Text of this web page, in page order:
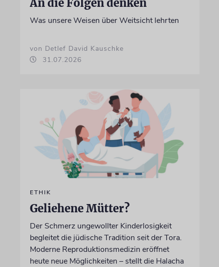
Was unsere Weisen über Weitsicht lehrten
von Detlef David Kauschke
31.07.2026
ETHIK
Geliehene Mütter?
Der Schmerz ungewollter Kinderlosigkeit
begleitet die jüdische Tradition seit der Tora.
Moderne Reproduktionsmedizin eröffnet
heute neue Möglichkeiten – stellt die Halacha